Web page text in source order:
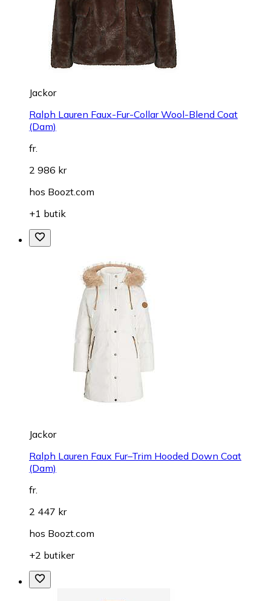
Jackor
Ralph Lauren Faux-Fur-Collar Wool-Blend Coat
(Dam)
fr.
2 986 kr
hos Boozt.com
+1 butik
Jackor
Ralph Lauren Faux Fur–Trim Hooded Down Coat
(Dam)
fr.
2 447 kr
hos Boozt.com
+2 butiker